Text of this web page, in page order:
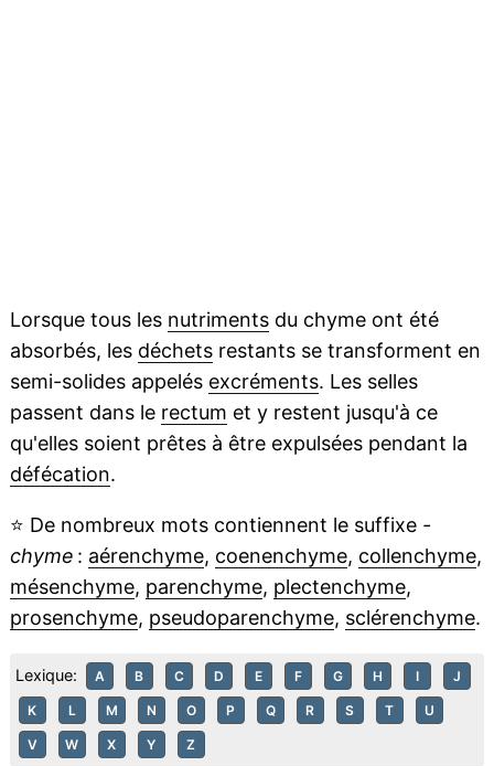
Lorsque tous les nutrimentsdu chyme ont été
absorbés, les déchetsrestants se transforment en
semi-solides appelés excréments. Les selles
passent dans le rectum et y restent jusqu'à ce
qu'elles soient prêtes à être expulsées pendant la
défécation.
⭐ De nombreux mots contiennent le suffixe -
chyme : aérenchyme, coenenchyme, collenchyme,
mésenchyme, parenchyme, plectenchyme,
prosenchyme, pseudoparenchyme, sclérenchyme.
Lexique: A B C D E F G H I J
K L M N O P Q R S T U
V W X Y Z